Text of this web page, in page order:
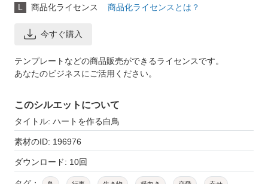
L 商品化ライセンス 商品化ライセンスとは？
今すぐ購入
テンプレートなどの商品販売ができるライセンスです。
あなたのビジネスにご活用ください。
このシルエットについて
タイトル: ハートを作る白鳥
素材のID: 196976
ダウンロード: 10回